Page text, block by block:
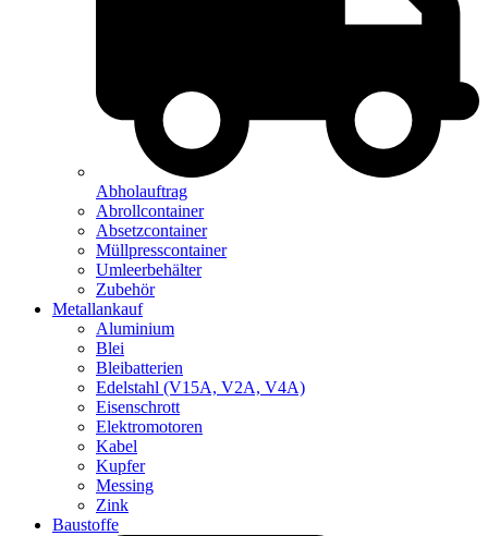
Abholauftrag
Abrollcontainer
Absetzcontainer
Müllpresscontainer
Umleerbehälter
Zubehör
Metallankauf
Aluminium
Blei
Bleibatterien
Edelstahl (V15A, V2A, V4A)
Eisenschrott
Elektromotoren
Kabel
Kupfer
Messing
Zink
Baustoffe